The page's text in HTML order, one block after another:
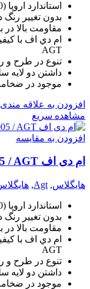
استاندارد اروپا (E1 (FA 120
بدون تغيير رنگ
مقاومت بالا در
ام دي اف با
AGT
تنوع در طرح و
داشتن دو
موجود در
افزودن به علاقه مندی
مشاهده سریع
افزودن به مقایسه
ام دی اف HG PORTE DORE 6005 / AGT
هایگلاس,
Agt
,
استاندارد اروپا (E1 (FA 120
بدون تغيير رنگ
مقاومت بالا در
ام دي اف با
AGT
تنوع در طرح و
داشتن دو
موجود در